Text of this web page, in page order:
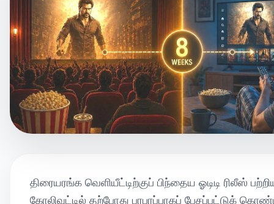
திரையரங்க வெளியீட்டிற்குப் பிந்தைய ஓடிடி ரிலீஸ்
கோலிவுட்டில் தற்போது பரபரப்பாகப் பேசப்பட்டுக்